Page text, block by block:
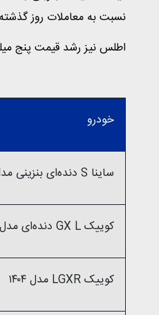
نسبت به معاملات روز
اطلس نیز رشد قیمت پنج میلیون
خودرو
ساینا S دنده‌ای بنزینی مدل ۱۴۰۴
کوییک GX L دنده‌ای مدل ۱۴۰۴
کوییک LGXR مدل ۱۴۰۴